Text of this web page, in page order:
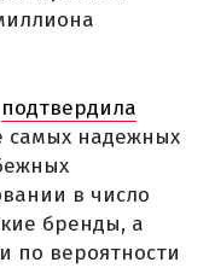
подтвердила
самых надежных
в число
бренды, а
по вероятности